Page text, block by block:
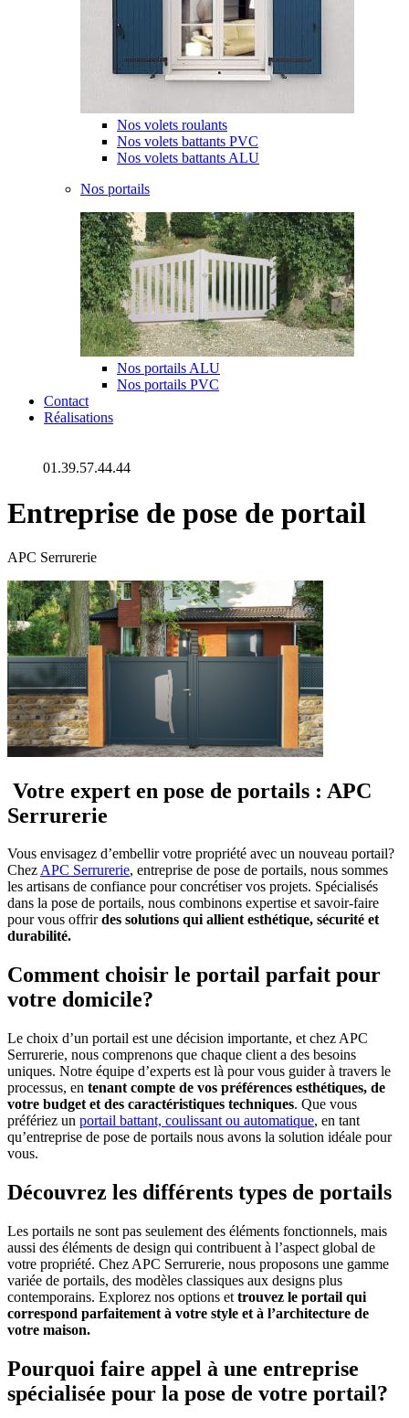
Nos volets roulants
Nos volets battants PVC
Nos volets battants ALU
Nos portails
Nos portails ALU
Nos portails PVC
Contact
Réalisations
01.39.57.44.44
Entreprise de pose de portail
APC Serrurerie
Votre expert en pose de portails : APC
Serrurerie
Vous envisagez d’embellir votre propriété avec un nouveau portail?
ChezAPC Serrurerie, entreprise de pose de portails, nous sommes
les artisans de confiance pour concrétiser vos projets. Spécialisés
dans la pose de portails, nous combinons expertise et savoir-faire
pour vous offrirdes solutions qui allient esthétique, sécurité et
durabilité.
Comment choisir le portail parfait pour
votre domicile?
Le choix d’un portail est une décision importante, et chez APC
Serrurerie, nous comprenons que chaque client a des besoins
uniques. Notre équipe d’experts est là pour vous guider à travers le
processus, en tenant compte de vos préférences esthétiques, de
votre budget et des caractéristiques techniques. Que vous
préfériez un portail battant, coulissant ou automatique, en tant
qu’entreprise de pose de portails nous avons la solution idéale pour
vous.
Découvrez les différents types de portails
Les portails ne sont pas seulement des éléments fonctionnels, mais
aussi des éléments de design qui contribuent à l’aspect global de
votre propriété. Chez APC Serrurerie, nous proposons une gamme
variée de portails, des modèles classiques aux designs plus
contemporains. Explorez nos options et trouvez le portail qui
correspond parfaitement à votre style et à l’architecture de
votre maison.
Pourquoi faire appel à une entreprise
spécialisée pour la pose de votre portail?